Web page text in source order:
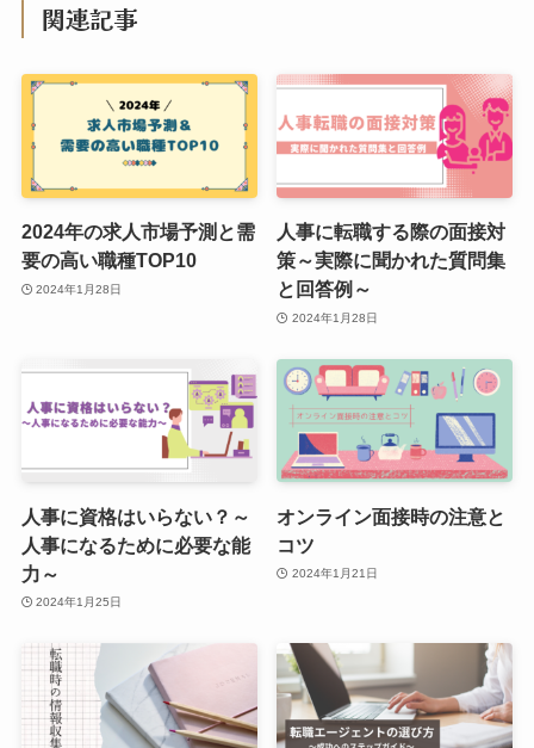
関連記事
2024年の求人市場予測と需
要の高い職種TOP10
2024年1月28日
人事に転職する際の面接対
策～実際に聞かれた質問集
と回答例～
2024年1月28日
人事に資格はいらない？～
人事になるために必要な能
力～
2024年1月25日
オンライン面接時の注意と
コツ
2024年1月21日